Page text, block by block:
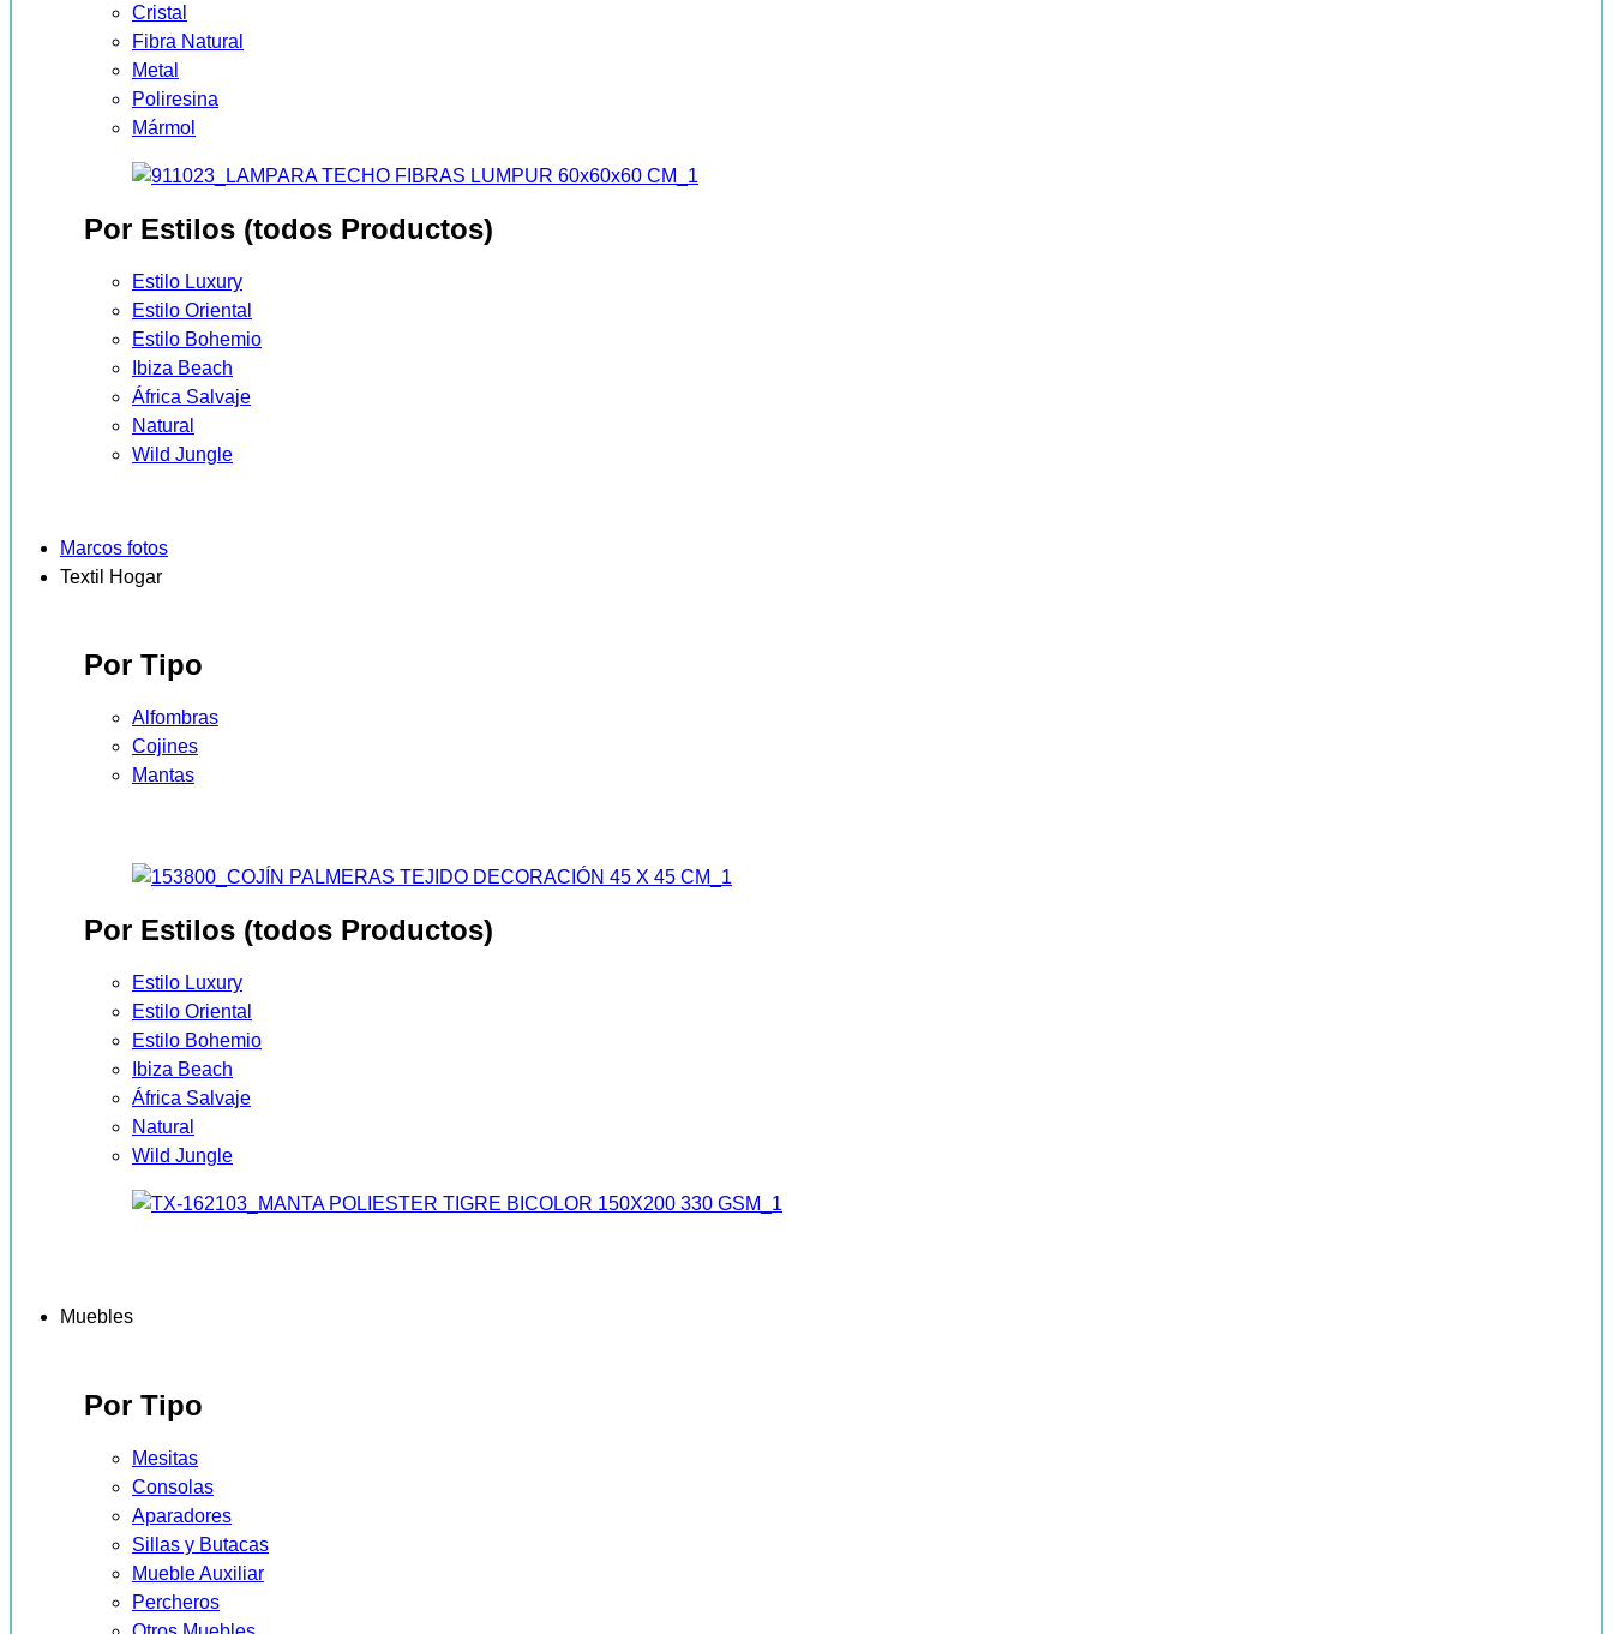
Cristal
Fibra Natural
Metal
Poliresina
Mármol
Por Estilos (todos Productos)
Estilo Luxury
Estilo Oriental
Estilo Bohemio
Ibiza Beach
África Salvaje
Natural
Wild Jungle
Marcos fotos
Textil Hogar
Por Tipo
Alfombras
Cojines
Mantas
Por Estilos (todos Productos)
Estilo Luxury
Estilo Oriental
Estilo Bohemio
Ibiza Beach
África Salvaje
Natural
Wild Jungle
Muebles
Por Tipo
Mesitas
Consolas
Aparadores
Sillas y Butacas
Mueble Auxiliar
Percheros